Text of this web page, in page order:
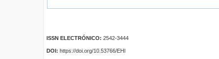
ISSN ELECTRÓNICO: 2542-3444
DOI: https://doi.org/10.53766/EHI